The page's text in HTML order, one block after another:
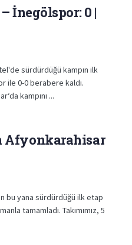
İnegölspor: 0 |
sürdürdüğü kampın ilk
ile 0-0 berabere kaldı.
kampını ...
Afyonkarahisar
bu yana sürdürdüğü ilk etap
tamamladı. Takımımız, 5